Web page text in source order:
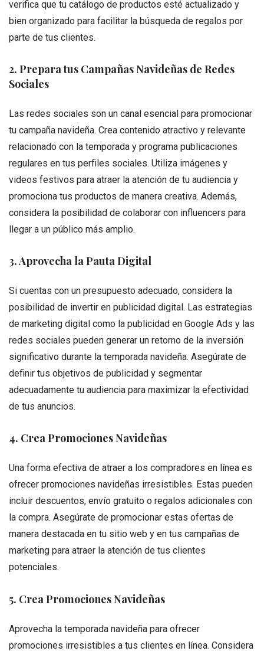
verifica que tu catálogo de productos esté actualizado y
bien organizado para facilitar la búsqueda de regalos por
parte de tus clientes.
2. Prepara tus Campañas Navideñas de Redes
Sociales
Las redes sociales son un canal esencial para promocionar
tu campaña navideña. Crea contenido atractivo y relevante
relacionado con la temporada y programa publicaciones
regulares en tus perfiles sociales. Utiliza imágenes y
videos festivos para atraer la atención de tu audiencia y
promociona tus productos de manera creativa. Además,
considera la posibilidad de colaborar con influencers para
llegar a un público más amplio.
3. Aprovecha la Pauta Digital
Si cuentas con un presupuesto adecuado, considera la
posibilidad de invertir en publicidad digital. Las estrategias
de marketing digital como la publicidad en Google Ads y las
redes sociales pueden generar un retorno de la inversión
significativo durante la temporada navideña. Asegúrate de
definir tus objetivos de publicidad y segmentar
adecuadamente tu audiencia para maximizar la efectividad
de tus anuncios.
4. Crea Promociones Navideñas
Una forma efectiva de atraer a los compradores en línea es
ofrecer promociones navideñas irresistibles. Estas pueden
incluir descuentos, envío gratuito o regalos adicionales con
la compra. Asegúrate de promocionar estas ofertas de
manera destacada en tu sitio web y en tus campañas de
marketing para atraer la atención de tus clientes
potenciales.
5. Crea Promociones Navideñas
Aprovecha la temporada navideña para ofrecer
promociones irresistibles a tus clientes en línea. Considera